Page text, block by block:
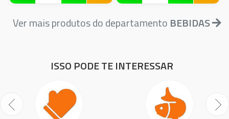
Ver mais produtos do departamento BEBIDAS
ISSO PODE TE INTERESSAR